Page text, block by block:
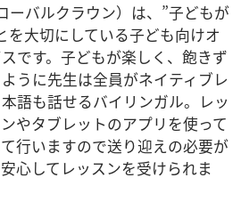
ーバルクラウン）は、”子どもが
を大切にしている子ども向けオ
です。子どもが楽しく、飽きず
うに先生は全員がネイティブレ
語も話せるバイリンガル。レッ
やタブレットのアプリを使って
行いますので送り迎えの必要が
心してレッスンを受けられま